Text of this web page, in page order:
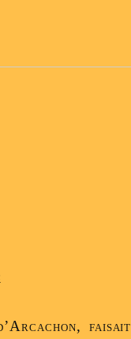
faisait